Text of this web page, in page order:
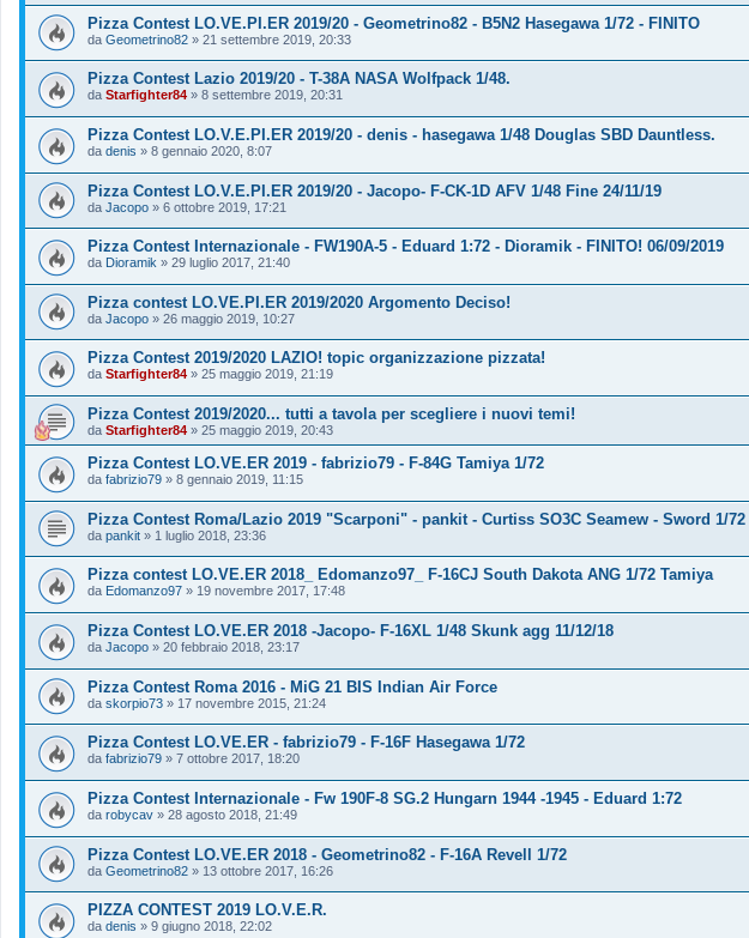
Pizza Contest LO.VE.PI.ER 2019/20 - Geometrino82 - B5N2 Hasegawa 1/72 - FINITO
da Geometrino82 » 21 settembre 2019, 20:33
Pizza Contest Lazio 2019/20 - T-38A NASA Wolfpack 1/48.
da Starfighter84 » 8 settembre 2019, 20:31
Pizza Contest LO.V.E.PI.ER 2019/20 - denis - hasegawa 1/48 Douglas SBD Dauntless.
da denis » 8 gennaio 2020, 8:07
Pizza Contest LO.V.E.PI.ER 2019/20 - Jacopo- F-CK-1D AFV 1/48 Fine 24/11/19
da Jacopo » 6 ottobre 2019, 17:21
Pizza Contest Internazionale - FW190A-5 - Eduard 1:72 - Dioramik - FINITO! 06/09/2019
da Dioramik » 29 luglio 2017, 21:40
Pizza contest LO.VE.PI.ER 2019/2020 Argomento Deciso!
da Jacopo » 26 maggio 2019, 10:27
Pizza Contest 2019/2020 LAZIO! topic organizzazione pizzata!
da Starfighter84 » 25 maggio 2019, 21:19
Pizza Contest 2019/2020... tutti a tavola per scegliere i nuovi temi!
da Starfighter84 » 25 maggio 2019, 20:43
Pizza Contest LO.VE.ER 2019 - fabrizio79 - F-84G Tamiya 1/72
da fabrizio79 » 8 gennaio 2019, 11:15
Pizza Contest Roma/Lazio 2019 "Scarponi" - pankit - Curtiss SO3C Seamew - Sword 1/72
da pankit » 1 luglio 2018, 23:36
Pizza contest LO.VE.ER 2018_ Edomanzo97_ F-16CJ South Dakota ANG 1/72 Tamiya
da Edomanzo97 » 19 novembre 2017, 17:48
Pizza Contest LO.VE.ER 2018 -Jacopo- F-16XL 1/48 Skunk agg 11/12/18
da Jacopo » 20 febbraio 2018, 23:17
Pizza Contest Roma 2016 - MiG 21 BIS Indian Air Force
da skorpio73 » 17 novembre 2015, 21:24
Pizza Contest LO.VE.ER - fabrizio79 - F-16F Hasegawa 1/72
da fabrizio79 » 7 ottobre 2017, 18:20
Pizza Contest Internazionale - Fw 190F-8 SG.2 Hungarn 1944 -1945 - Eduard 1:72
da robycav » 28 agosto 2018, 21:49
Pizza Contest LO.VE.ER 2018 - Geometrino82 - F-16A Revell 1/72
da Geometrino82 » 13 ottobre 2017, 16:26
PIZZA CONTEST 2019 LO.V.E.R.
da denis » 9 giugno 2018, 22:02